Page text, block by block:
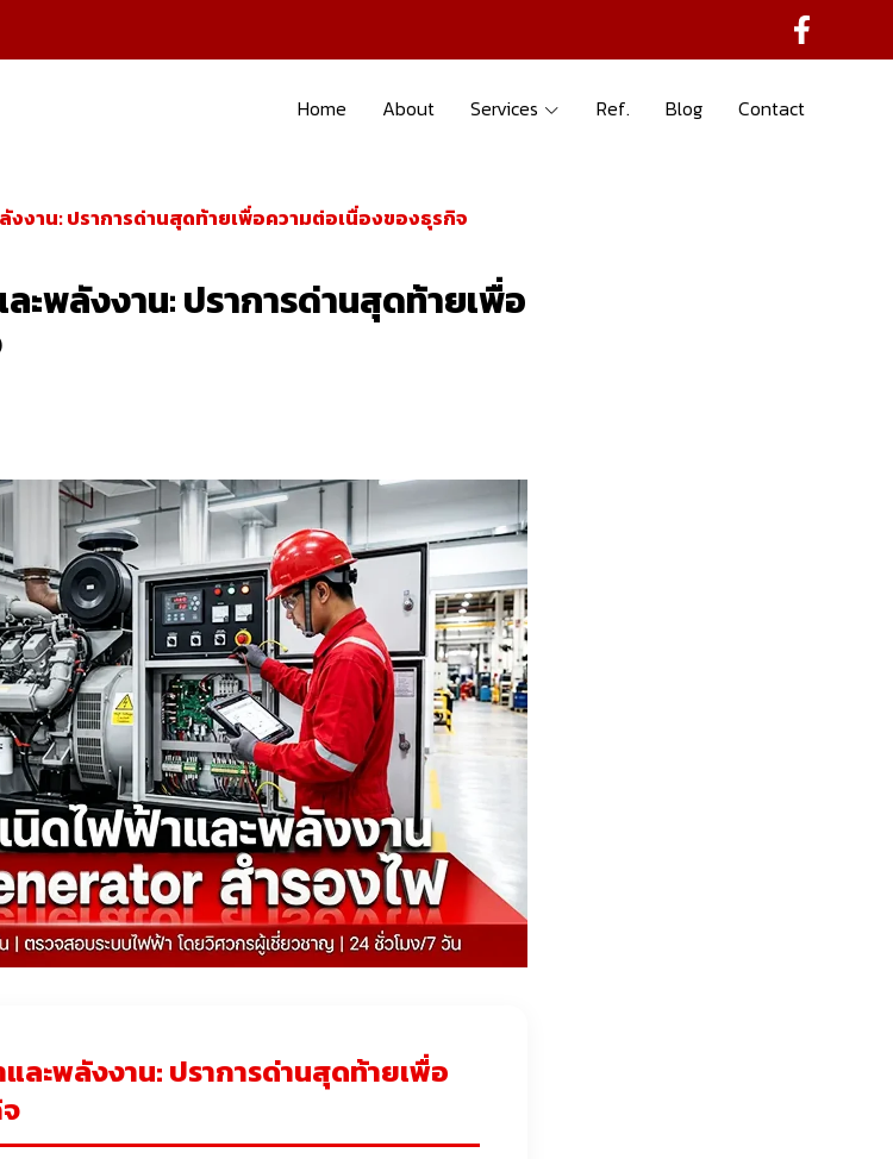
Home About Services Ref. Blog Contact
งงาน: ปราการด่านสุดท้ายเพื่อความต่อเนื่องของธุรกิจ
ะพลังงาน: ปราการด่านสุดท้ายเพื่อ
ละพลังงาน: ปราการด่านสุดท้ายเพื่อ